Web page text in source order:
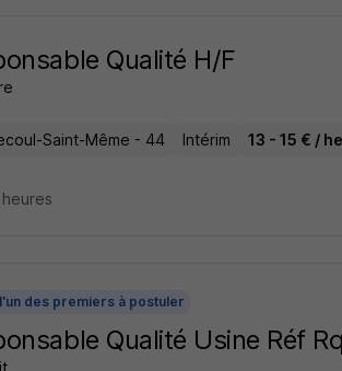
Qualité H/F
Saint-Même - 44 Intérim 13 - 15 € /
des premiers à postuler
Qualité Usine Réf